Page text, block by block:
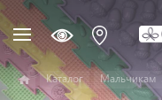
Каталог Мальчикам